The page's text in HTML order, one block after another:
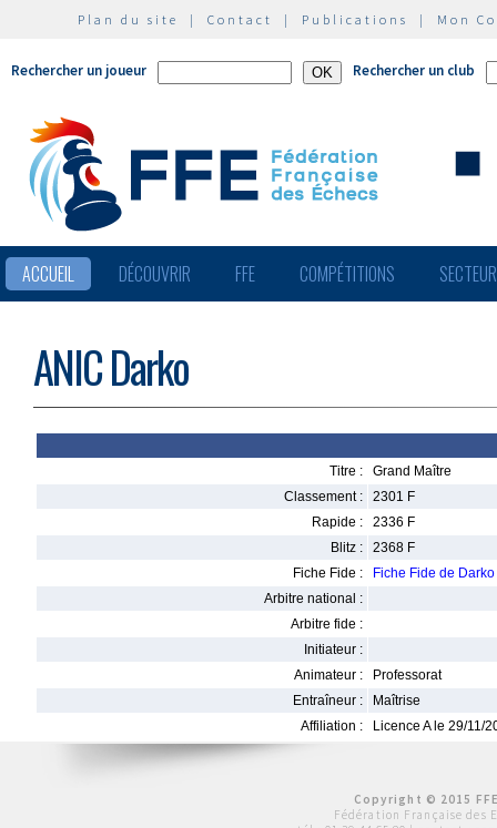
Plan du site | Contact | Publications | Mon
Rechercher un joueur Rechercher un club
ACCUEIL DÉCOUVRIR FFE COMPÉTITIONS
ANIC Darko
Titre :
Grand Maître
Classement :
2301 F
Rapide :
2336 F
Blitz :
2368 F
Fiche Fide :
Fiche Fide de Darko
Arbitre national :
Arbitre fide :
Initiateur :
Animateur :
Professorat
Entraîneur :
Maîtrise
Affiliation :
Licence A le 29/11/
Copyright © 2015
Fédération Française des